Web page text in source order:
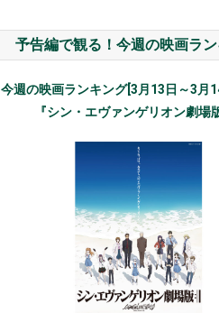
予告編で観る！今週の映画ラ
今週の映画ランキング[3月13日～3月
『シン・エヴァンゲリオン劇場